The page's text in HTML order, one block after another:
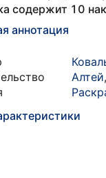
содержит 10
аннотация
Алтей,